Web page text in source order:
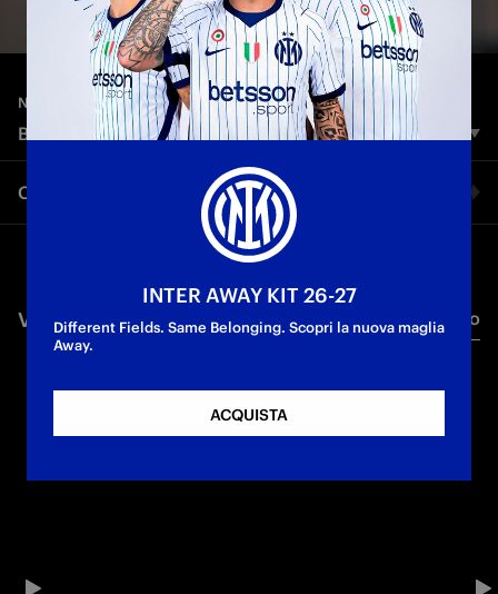
NEW SIGNINGS—18 ago 2023
BEHIND THE SCENES: MARKO ARNAUTOVIC
I primi giorni da nerazzurro di Marko Arnautovic
Condividi video
Twitter
VIDEO CORRELATI Tutti i video
INTER AWAY KIT 26-27
Different Fields. Same Belonging. Scopri la nuova maglia
Away.
ACQUISTA